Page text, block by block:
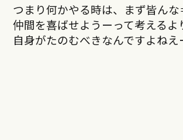
つまり何かやる時は、まず皆ん
仲間を喜ばせようーって考えるよ
自身がたのむべきなんですよねえ